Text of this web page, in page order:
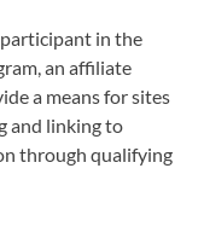
participant in the
an affiliate
a means for sites
and linking to
through qualifying